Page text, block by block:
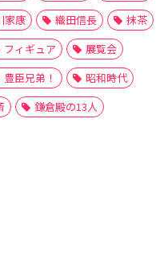
家康 織田信長
抹茶
フィギュア
展覧会
豊臣兄弟！
昭和時代
鎌倉殿の13人